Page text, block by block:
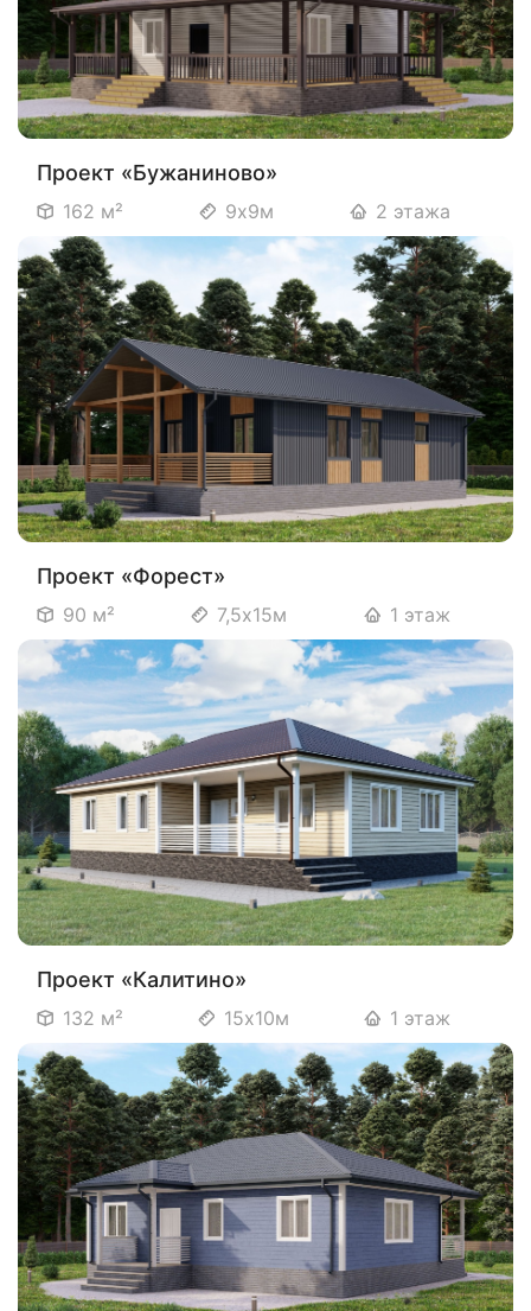
Проект «Бужаниново»
162 м² 9х9м 2 этажа
Проект «Форест»
90 м² 7,5х15м 1 этаж
Проект «Калитино»
132 м² 15х10м 1 этаж